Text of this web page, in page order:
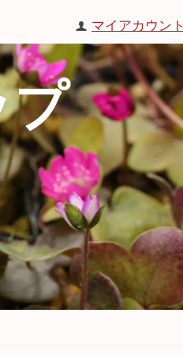
マイアカウント
プ